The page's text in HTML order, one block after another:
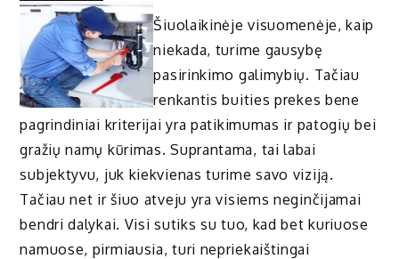
Šiuolaikinėje visuomenėje, kaip
niekada, turime gausybę
pasirinkimo galimybių. Tačiau
renkantis buities prekes bene
pagrindiniai kriterijai yra patikimumas ir patogių bei
gražių namų kūrimas. Suprantama, tai labai
subjektyvu, juk kiekvienas turime savo viziją.
Tačiau net ir šiuo atveju yra visiems neginčijamai
bendri dalykai. Visi sutiks su tuo, kad bet kuriuose
namuose, pirmiausia, turi nepriekaištingai